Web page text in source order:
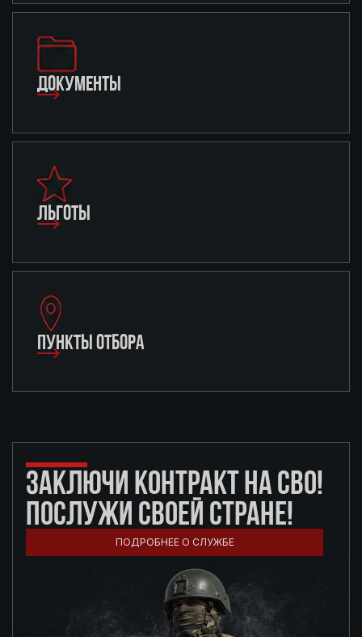
ДОКУМЕНТЫ
ЛЬГОТЫ
ПУНКТЫ ОТБОРА
ЗАКЛЮЧИ КОНТРАКТ НА СВО!
ПОСЛУЖИ СВОЕЙ СТРАНЕ!
ПОДРОБНЕЕ О СЛУЖБЕ